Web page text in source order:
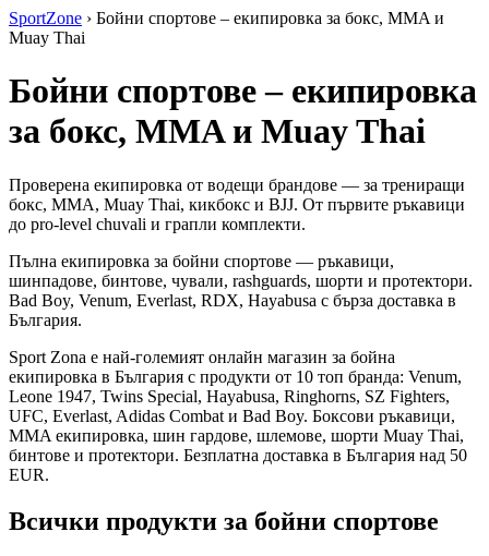
SportZone › Бойни спортове – екипировка за бокс, MMA и
Muay Thai
Бойни спортове – екипировка
за бокс, MMA и Muay Thai
Проверена екипировка от водещи брандове — за трениращи
бокс, MMA, Muay Thai, кикбокс и BJJ. От първите ръкавици
до pro-level chuvali и грапли комплекти.
Пълна екипировка за бойни спортове — ръкавици,
шинпадове, бинтове, чували, rashguards, шорти и протектори.
Bad Boy, Venum, Everlast, RDX, Hayabusa с бърза доставка в
България.
Sport Zona е най-големият онлайн магазин за бойна
екипировка в България с продукти от 10 топ бранда: Venum,
Leone 1947, Twins Special, Hayabusa, Ringhorns, SZ Fighters,
UFC, Everlast, Adidas Combat и Bad Boy. Боксови ръкавици,
MMA екипировка, шин гардове, шлемове, шорти Muay Thai,
бинтове и протектори. Безплатна доставка в България над 50
EUR.
Всички продукти за бойни спортове